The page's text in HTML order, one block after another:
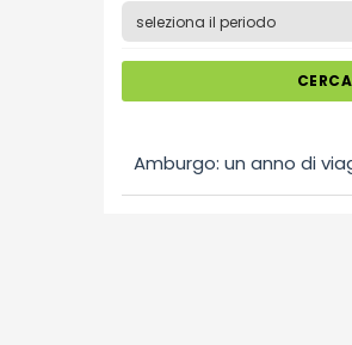
CERCA
Amburgo: un anno di